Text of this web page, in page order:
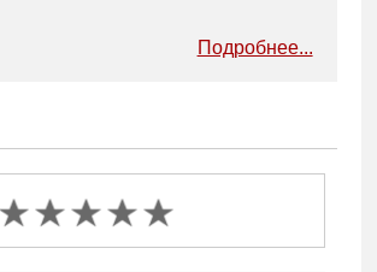
Подробнее...